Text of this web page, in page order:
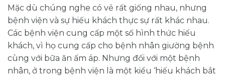
Mặc dù chúng nghe có vẻ rất giống nhau, nhưng
bệnh viện và sự hiếu khách thực sự rất khác nhau.
Các bệnh viện cung cấp một số hình thức hiếu
khách, vì họ cung cấp cho bệnh nhân giường bệnh
cùng với bữa ăn ấm áp. Nhưng đối với một bệnh
nhân, ở trong bệnh viện là một kiểu ‘hiếu khách bắt